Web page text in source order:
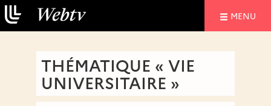
MENU
THÉMATIQUE « VIE
UNIVERSITAIRE »